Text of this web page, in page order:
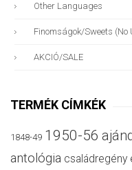
Other Languages
Finomságok/sweets (no
AKCIÓ/SALE
TERMÉK CÍMKÉK
1848-49 1950-56
antológia családregény